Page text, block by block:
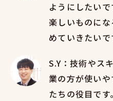
ようにしたい
楽しいものに
めていきたいで
S.Y：技術やス
業の方が使い
たちの役目で